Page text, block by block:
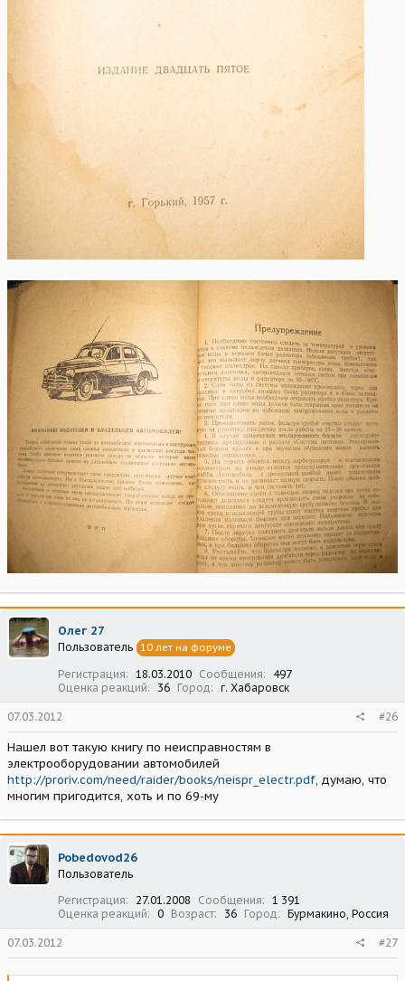
Олег 27
Пользователь 10 лет на форуме
Регистрация 18.03.2010 Сообщения
497
Оценка реакций
36 Город г. Хабаровск
07.03.2012 #26
Нашел вот такую книгу по неисправностям в
электрооборудовании автомобилей
http://proriv.com/need/raider/books/neispr_electr.pdf, думаю, что
многим пригодится, хоть и по 69-му
Pobedovod26
Пользователь
Регистрация
27.01.2008 Сообщения
1 391
Оценка реакций
0 Возраст 36 Город Бурмакино, Россия
07.03.2012 #27